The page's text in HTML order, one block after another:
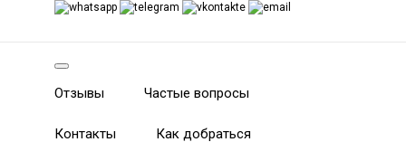
Отзывы Частые вопросы
Контакты Как добраться